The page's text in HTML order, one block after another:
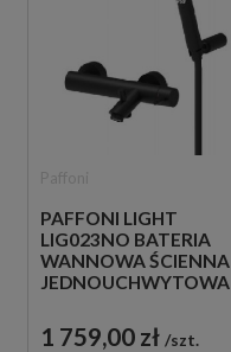
PAFFONI LIGHT
LIG023NO BATERIA
WANNOWA ŚCIENNA
JEDNOUCHWYTOWA
1 759,00 zł szt.